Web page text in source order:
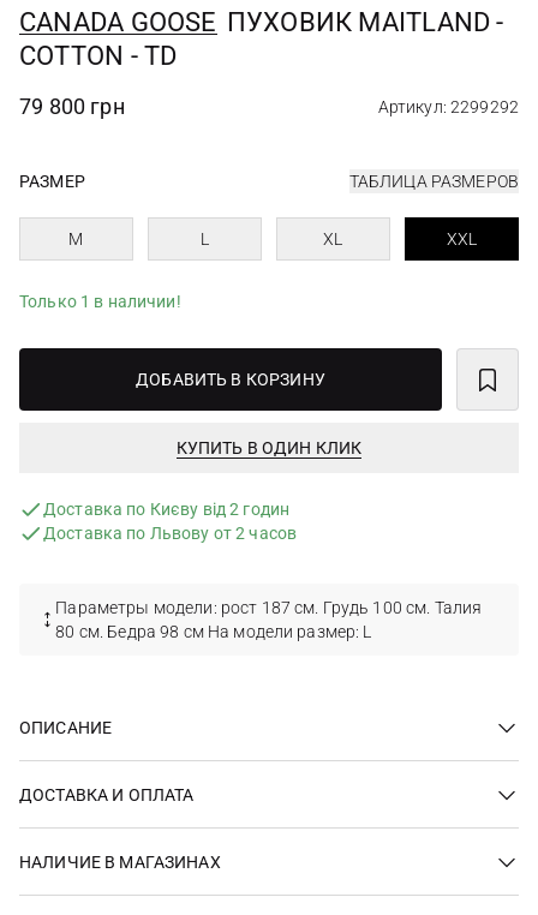
CANADA GOOSE ПУХОВИК MAITLAND -
COTTON - TD
79 800 грн Артикул: 2299292
РАЗМЕР ТАБЛИЦА РАЗМЕРОВ
M L XL XXL
Только 1 в наличии!
ДОБАВИТЬ В КОРЗИНУ
КУПИТЬ В ОДИН КЛИК
Доставка по Києву від 2 годин
Доставка по Львову от 2 часов
Параметры модели: рост 187 см. Грудь 100 см. Талия
80 см. Бедра 98 см На модели размер: L
ОПИСАНИЕ
ДОСТАВКА И ОПЛАТА
НАЛИЧИЕ В МАГАЗИНАХ